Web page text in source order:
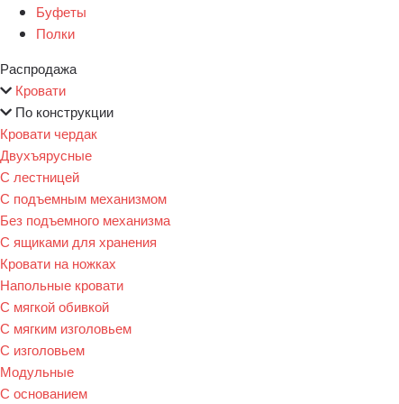
Буфеты
Полки
Распродажа
Кровати
По конструкции
Кровати чердак
Двухъярусные
С лестницей
С подъемным механизмом
Без подъемного механизма
С ящиками для хранения
Кровати на ножках
Напольные кровати
С мягкой обивкой
С мягким изголовьем
С изголовьем
Модульные
С основанием